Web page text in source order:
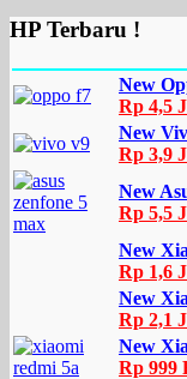
HP Terbaru !
New
Rp 4,5
New
Rp 3,9
New
Rp 5,5
New
Rp 1,6
New
Rp 2,1
New
Rp 999